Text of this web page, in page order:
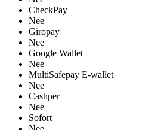
CheckPay
Nee
Giropay
Nee
Google Wallet
Nee
MultiSafepay E-wallet
Nee
Cashper
Nee
Sofort